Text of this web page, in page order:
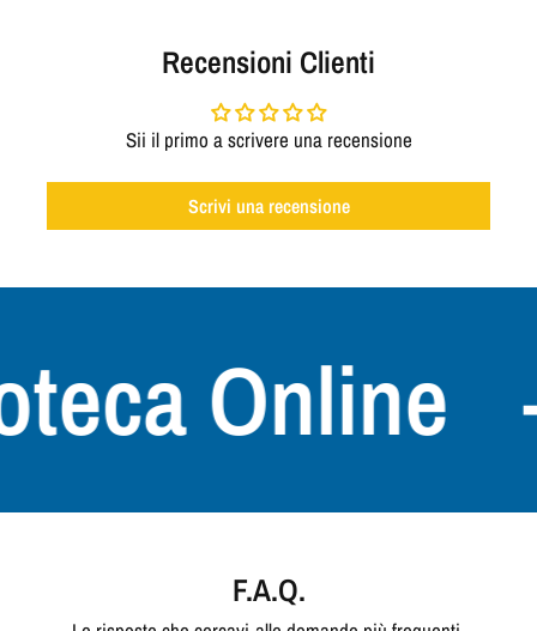
Recensioni Clienti
Sii il primo a scrivere una recensione
Scrivi una recensione
Online
F.A.Q.